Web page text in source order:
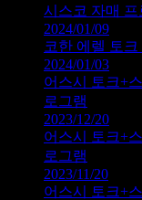
시스코 자매
2024/01/09
코한 에렐 토크
2024/01/03
어스시 토크+스
로그램
2023/12/20
어스시 토크+스
로그램
2023/11/20
어스시 토크+